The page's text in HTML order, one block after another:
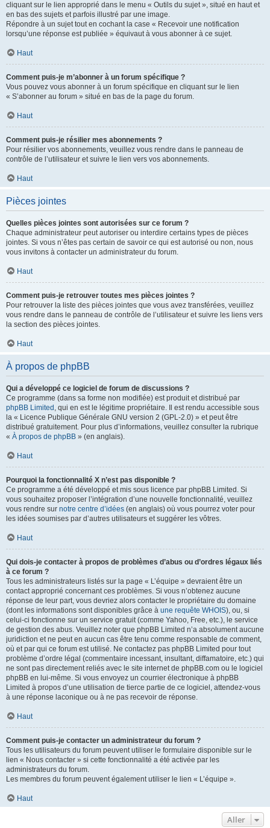
cliquant sur le lien approprié dans le menu « Outils du sujet », situé en haut et
en bas des sujets et parfois illustré par une image.
Répondre à un sujet tout en cochant la case « Recevoir une notification
lorsqu’une réponse est publiée » équivaut à vous abonner à ce sujet.
Haut
Comment puis-je m’abonner à un forum spécifique ?
Vous pouvez vous abonner à un forum spécifique en cliquant sur le lien
« S’abonner au forum » situé en bas de la page du forum.
Haut
Comment puis-je résilier mes abonnements ?
Pour résilier vos abonnements, veuillez vous rendre dans le panneau de
contrôle de l’utilisateur et suivre le lien vers vos abonnements.
Haut
Pièces jointes
Quelles pièces jointes sont autorisées sur ce forum ?
Chaque administrateur peut autoriser ou interdire certains types de pièces
jointes. Si vous n’êtes pas certain de savoir ce qui est autorisé ou non, nous
vous invitons à contacter un administrateur du forum.
Haut
Comment puis-je retrouver toutes mes pièces jointes ?
Pour retrouver la liste des pièces jointes que vous avez transférées, veuillez
vous rendre dans le panneau de contrôle de l’utilisateur et suivre les liens vers
la section des pièces jointes.
Haut
À propos de phpBB
Qui a développé ce logiciel de forum de discussions ?
Ce programme (dans sa forme non modifiée) est produit et distribué par
phpBB Limited , qui en est le légitime propriétaire. Il est rendu accessible sous
la « Licence Publique Générale GNU version 2 (GPL-2.0) » et peut être
distribué gratuitement. Pour plus d’informations, veuillez consulter la rubrique
« À propos de phpBB » (en anglais).
Haut
Pourquoi la fonctionnalité X n’est pas disponible ?
Ce programme a été développé et mis sous licence par phpBB Limited. Si
vous souhaitez proposer l’intégration d’une nouvelle fonctionnalité, veuillez
vous rendre sur notre centre d’idées (en anglais) où vous pourrez voter pour
les idées soumises par d’autres utilisateurs et suggérer les vôtres.
Haut
Qui dois-je contacter à propos de problèmes d’abus ou d’ordres légaux liés
à ce forum ?
Tous les administrateurs listés sur la page « L’équipe » devraient être un
contact approprié concernant ces problèmes. Si vous n’obtenez aucune
réponse de leur part, vous devriez alors contacter le propriétaire du domaine
(dont les informations sont disponibles grâce à une requête WHOIS), ou, si
celui-ci fonctionne sur un service gratuit (comme Yahoo, Free, etc.), le service
de gestion des abus. Veuillez noter que phpBB Limited n’a absolument aucune
juridiction et ne peut en aucun cas être tenu comme responsable de comment,
où et par qui ce forum est utilisé. Ne contactez pas phpBB Limited pour tout
problème d’ordre légal (commentaire incessant, insultant, diffamatoire, etc.) qui
ne sont pas directement reliés avec le site internet de phpBB.com ou le logiciel
phpBB en lui-même. Si vous envoyez un courrier électronique à phpBB
Limited à propos d’une utilisation de tierce partie de ce logiciel, attendez-vous
à une réponse laconique ou à ne pas recevoir de réponse.
Haut
Comment puis-je contacter un administrateur du forum ?
Tous les utilisateurs du forum peuvent utiliser le formulaire disponible sur le
lien « Nous contacter » si cette fonctionnalité a été activée par les
administrateurs du forum.
Les membres du forum peuvent également utiliser le lien « L’équipe ».
Haut
Aller